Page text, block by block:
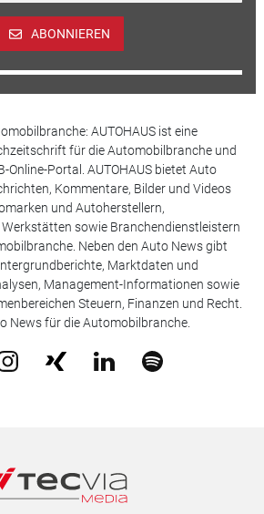
ABONNIEREN
AUTOHAUS ist eine
für die Automobilbranche und
Online-Portal. AUTOHAUS bietet Auto
Kommentare, Bilder und Videos
und Autoherstellern,
sowie Branchendienstleistern
Neben den Auto News gibt
Marktdaten und
Management-Informationen sowie
Steuern, Finanzen und Recht.
News für die Automobilbranche.